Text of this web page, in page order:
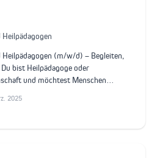
(m/w/d) – Begleiten,
bist Heilpädagoge oder
und möchtest Menschen…
2025